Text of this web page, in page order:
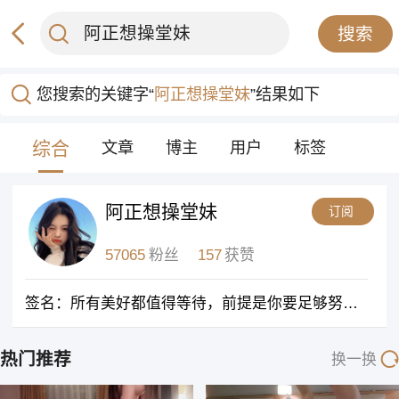
搜索
您搜索的关键字“阿正想操堂妹”结果如下
综合 文章 博主 用户 标签
阿正想操堂妹
57065 粉丝 157 获赞
订阅
签名： 所有美好都值得等待，前提是你要足够努力。
热门推荐 换一换